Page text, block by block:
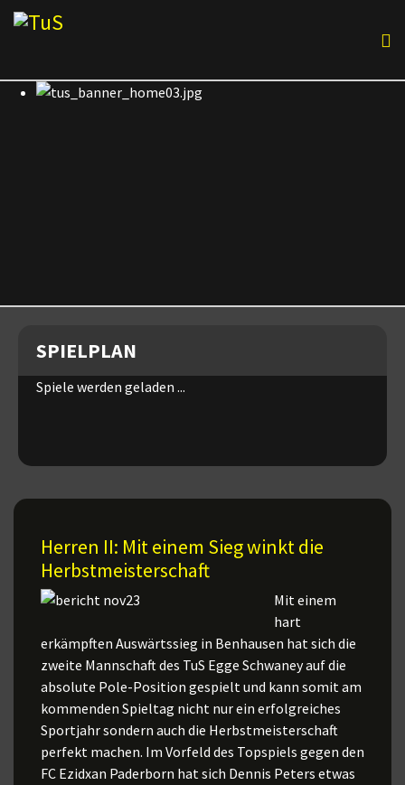
SPIELPLAN
Spiele werden geladen ...
Herren II: Mit einem Sieg winkt die
Herbstmeisterschaft
Mit einem
hart
erkämpften Auswärtssieg in Benhausen hat sich die
zweite Mannschaft des TuS Egge Schwaney auf die
absolute Pole-Position gespielt und kann somit am
kommenden Spieltag nicht nur ein erfolgreiches
Sportjahr sondern auch die Herbstmeisterschaft
perfekt machen. Im Vorfeld des Topspiels gegen den
FC Ezidxan Paderborn hat sich Dennis Peters etwas